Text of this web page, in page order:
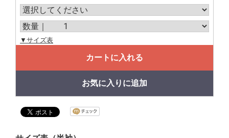
▼サイズ表
カートに入れる
お気に入りに追加